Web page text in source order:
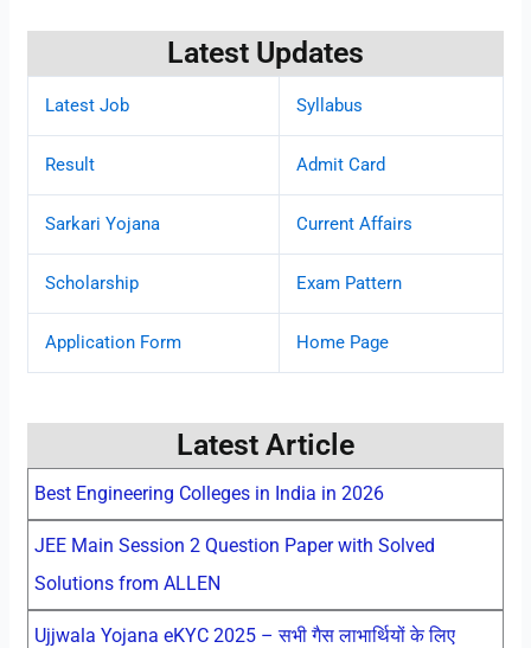
Latest Updates
Latest Job Syllabus
Result Admit Card
Sarkari Yojana Current Affairs
Scholarship Exam Pattern
Application Form Home Page
Latest Article
Best Engineering Colleges in India in 2026
JEE Main Session 2 Question Paper with Solved
Solutions from ALLEN
Ujjwala Yojana eKYC 2025 – सभी गैस लाभार्थियों के लिए